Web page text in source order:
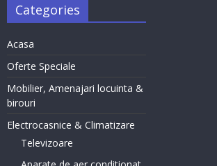
Categories
Acasa
Oferte Speciale
Mobilier, Amenajari locuinta &
birouri
Electrocasnice & Climatizare
Televizoare